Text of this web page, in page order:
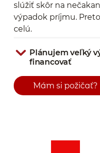
slúžiť skôr na
výpadok príjmu.
celú.
Plánujem veľký
financovať
Mám si požičať?